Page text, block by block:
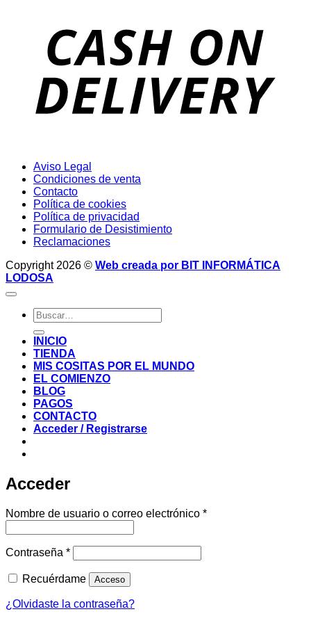
Aviso Legal
Condiciones de venta
Contacto
Política de cookies
Política de privacidad
Formulario de Desistimiento
Reclamaciones
Copyright 2026 © Web creada por BIT INFORMÁTICA
LODOSA
Buscar
por:
INICIO
TIENDA
MIS COSITAS POR EL MUNDO
EL COMIENZO
BLOG
PAGOS
CONTACTO
Acceder / Registrarse
Acceder
Nombre de usuario o correo electrónico *Obligatorio
Contraseña *Obligatorio
Recuérdame Acceso
¿Olvidaste la contraseña?